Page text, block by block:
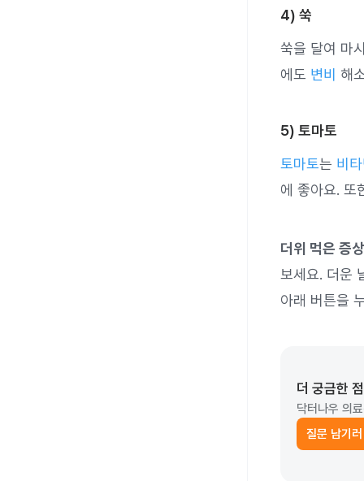
4) 쑥
쑥을 달여 마
에도 변비 해
5) 토마토
토마토는 비
에 좋아요. 또
더위 먹은 증
보세요. 더운
아래 버튼을
더 궁금한
닥터나우 의
질문 남기